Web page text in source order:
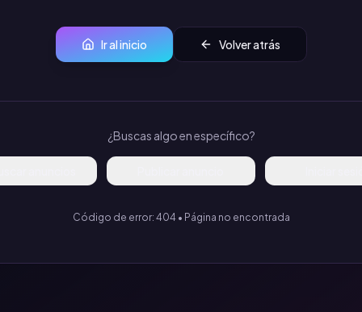
Ir al inicio Volver atrás
¿Buscas algo en específico?
Código de error: 404 • Página no encontrada